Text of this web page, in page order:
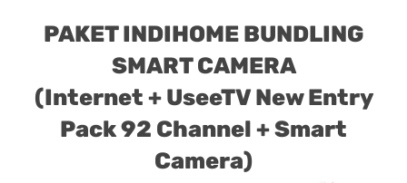
PAKET INDIHOME BUNDLING
SMART CAMERA
(Internet + UseeTV New Entry
Pack 92 Channel + Smart
Camera)